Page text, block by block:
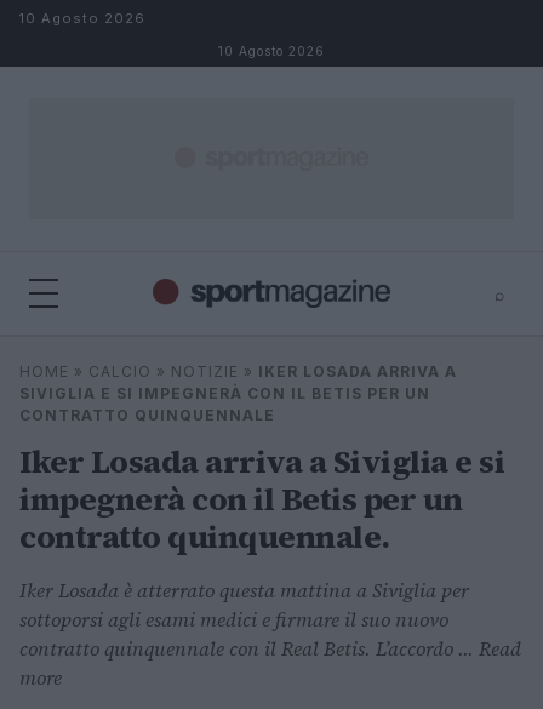
Salta al contenuto
10 Agosto 2026
10 Agosto 2026
⌕
Cerca
HOME » CALCIO » NOTIZIE » IKER LOSADA ARRIVA A
SIVIGLIA E SI IMPEGNERÀ CON IL BETIS PER UN
CONTRATTO QUINQUENNALE
Iker Losada arriva a Siviglia e si
impegnerà con il Betis per un
contratto quinquennale.
Iker Losada è atterrato questa mattina a Siviglia per
sottoporsi agli esami medici e firmare il suo nuovo
contratto quinquennale con il Real Betis. L’accordo ... Read
more